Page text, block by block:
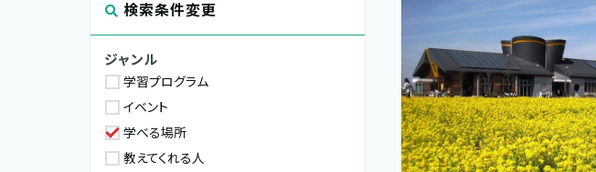
検索条件変更
ジャンル
学習プログラム
イベント
学べる場所
教えてくれる人